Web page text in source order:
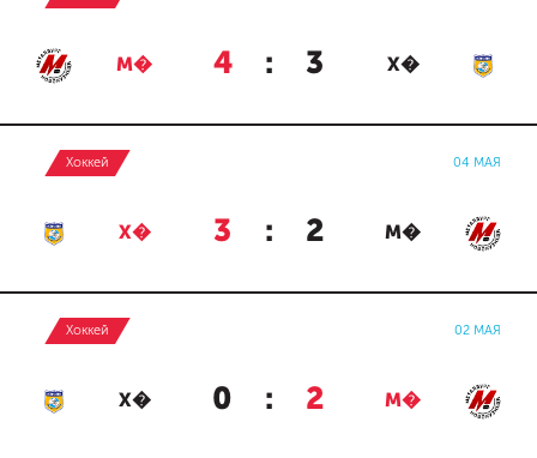
М� 4 : 3 Х�
Хоккей 04 МАЯ
Х� 3 : 2 М�
Хоккей 02 МАЯ
Х� 0 : 2 М�